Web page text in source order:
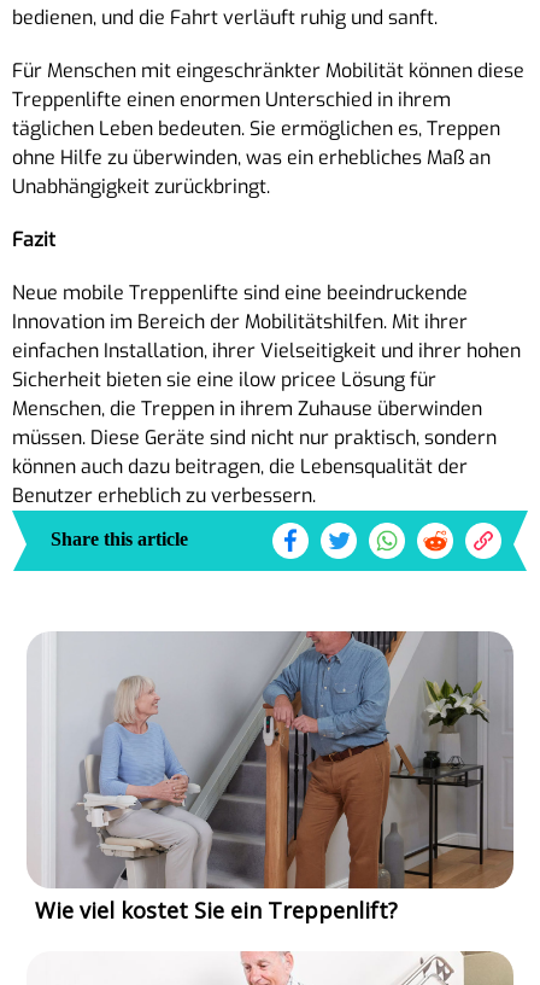
bedienen, und die Fahrt verläuft ruhig und sanft.
Für Menschen mit eingeschränkter Mobilität können diese
Treppenlifte einen enormen Unterschied in ihrem
täglichen Leben bedeuten. Sie ermöglichen es, Treppen
ohne Hilfe zu überwinden, was ein erhebliches Maß an
Unabhängigkeit zurückbringt.
Fazit
Neue mobile Treppenlifte sind eine beeindruckende
Innovation im Bereich der Mobilitätshilfen. Mit ihrer
einfachen Installation, ihrer Vielseitigkeit und ihrer hohen
Sicherheit bieten sie eine ilow pricee Lösung für
Menschen, die Treppen in ihrem Zuhause überwinden
müssen. Diese Geräte sind nicht nur praktisch, sondern
können auch dazu beitragen, die Lebensqualität der
Benutzer erheblich zu verbessern.
Share this article
Wie viel kostet Sie ein Treppenlift?